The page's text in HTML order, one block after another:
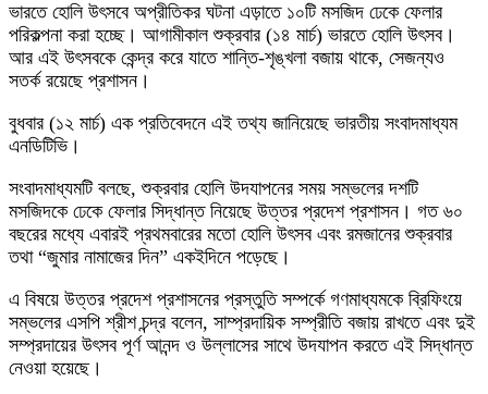
ভারতে হোলি উৎসবে অপ্রীতিকর ঘটনা এড়াতে ১০টি মসজিদ ঢেকে ফেলার
পরিকল্পনা করা হচ্ছে। আগামীকাল শুক্রবার (১৪ মার্চ) ভারতে হোলি উৎসব।
আর এই উৎসবকে কেন্দ্র করে যাতে শান্তি-শৃঙ্খলা বজায় থাকে, সেজন্যও
সতর্ক রয়েছে প্রশাসন।
বুধবার (১২ মার্চ) এক প্রতিবেদনে এই তথ্য জানিয়েছে ভারতীয় সংবাদমাধ্যম
এনডিটিভি।
সংবাদমাধ্যমটি বলছে, শুক্রবার হোলি উদযাপনের সময় সম্ভলের দশটি
মসজিদকে ঢেকে ফেলার সিদ্ধান্ত নিয়েছে উত্তর প্রদেশ প্রশাসন। গত ৬০
বছরের মধ্যে এবারই প্রথমবারের মতো হোলি উৎসব এবং রমজানের শুক্রবার
তথা “জুমার নামাজের দিন” একইদিনে পড়েছে।
এ বিষয়ে উত্তর প্রদেশ প্রশাসনের প্রস্তুতি সম্পর্কে গণমাধ্যমকে ব্রিফিংয়ে
সম্ভলের এসপি শ্রীশ চন্দ্র বলেন, সাম্প্রদায়িক সম্প্রীতি বজায় রাখতে এবং দুই
সম্প্রদায়ের উৎসব পূর্ণ আনন্দ ও উল্লাসের সাথে উদযাপন করতে এই সিদ্ধান্ত
নেওয়া হয়েছে।